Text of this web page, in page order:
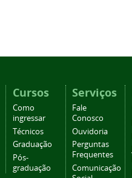
Cursos
Como
ingressar
Técnicos
Graduação
Pós-
graduação
Serviços
Fale
Conosco
Ouvidoria
Perguntas
Frequentes
Comunicação